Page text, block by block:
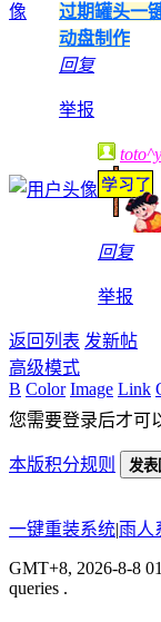
过期罐头一
动盘制作
回复
举报
回复
举报
返回列表 发新帖
高级模式
B Color Image Link
您需要登录后才可
本版积分规则 发表
一键重装系统|雨人
GMT+8, 2026-8-8
queries .